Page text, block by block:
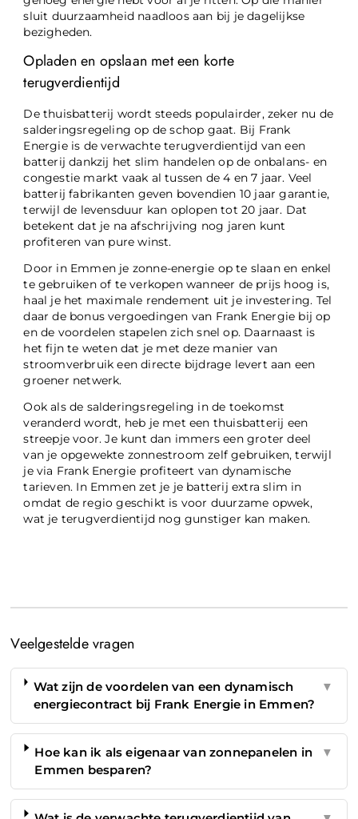
sluit duurzaamheid naadloos aan bij je dagelijkse
bezigheden.
Opladen en opslaan met een korte
terugverdientijd
De thuisbatterij wordt steeds populairder, zeker nu de
salderingsregeling op de schop gaat. Bij Frank
Energie is de verwachte terugverdientijd van een
batterij dankzij het slim handelen op de onbalans- en
congestie markt vaak al tussen de 4 en 7 jaar. Veel
batterij fabrikanten geven bovendien 10 jaar garantie,
terwijl de levensduur kan oplopen tot 20 jaar. Dat
betekent dat je na afschrijving nog jaren kunt
profiteren van pure winst.
Door in Emmen je zonne-energie op te slaan en enkel
te gebruiken of te verkopen wanneer de prijs hoog is,
haal je het maximale rendement uit je investering. Tel
daar de bonus vergoedingen van Frank Energie bij op
en de voordelen stapelen zich snel op. Daarnaast is
het fijn te weten dat je met deze manier van
stroomverbruik een directe bijdrage levert aan een
groener netwerk.
Ook als de salderingsregeling in de toekomst
veranderd wordt, heb je met een thuisbatterij een
streepje voor. Je kunt dan immers een groter deel
van je opgewekte zonnestroom zelf gebruiken, terwijl
je via Frank Energie profiteert van dynamische
tarieven. In Emmen zet je je batterij extra slim in
omdat de regio geschikt is voor duurzame opwek,
wat je terugverdientijd nog gunstiger kan maken.
Veelgestelde vragen
Wat zijn de voordelen van een dynamisch
energiecontract bij Frank Energie in Emmen?
▼
Hoe kan ik als eigenaar van zonnepanelen in
Emmen besparen?
▼